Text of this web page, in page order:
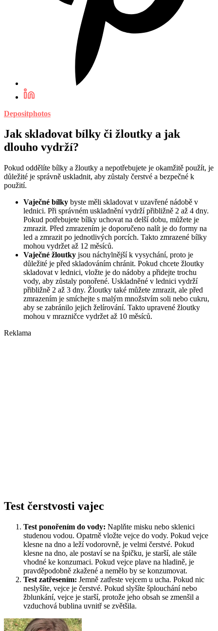
Depositphotos
Jak skladovat bílky či žloutky a jak
dlouho vydrží?
Pokud oddělíte bílky a žloutky a nepotřebujete je okamžitě použít, je
důležité je správně uskladnit, aby zůstaly čerstvé a bezpečné k
použití.
Vaječné bílky byste měli skladovat v uzavřené nádobě v
lednici. Při správném uskladnění vydrží přibližně 2 až 4 dny.
Pokud potřebujete bílky uchovat na delší dobu, můžete je
zmrazit. Před zmrazením je doporučeno nalít je do formy na
led a zmrazit po jednotlivých porcích. Takto zmrazené bílky
mohou vydržet až 12 měsíců.
Vaječné žloutky jsou náchylnější k vysychání, proto je
důležité je před skladováním chránit. Pokud chcete žloutky
skladovat v lednici, vložte je do nádoby a přidejte trochu
vody, aby zůstaly ponořené. Uskladněné v lednici vydrží
přibližně 2 až 3 dny. Žloutky také můžete zmrazit, ale před
zmrazením je smíchejte s malým množstvím soli nebo cukru,
aby se zabránilo jejich želírování. Takto upravené žloutky
mohou v mrazničce vydržet až 10 měsíců.
Reklama
Test čerstvosti vajec
Test ponořením do vody: Naplňte misku nebo sklenici
studenou vodou. Opatrně vložte vejce do vody. Pokud vejce
klesne na dno a leží vodorovně, je velmi čerstvé. Pokud
klesne na dno, ale postaví se na špičku, je starší, ale stále
vhodné ke konzumaci. Pokud vejce plave na hladině, je
pravděpodobně zkažené a nemělo by se konzumovat.
Test zatřesením: Jemně zatřeste vejcem u ucha. Pokud nic
neslyšíte, vejce je čerstvé. Pokud slyšíte šplouchání nebo
žblunkání, vejce je starší, protože jeho obsah se zmenšil a
vzduchová bublina uvnitř se zvětšila.